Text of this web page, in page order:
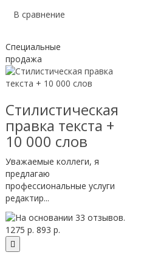
В сравнение
Специальные
продажа
Стилистическая
правка текста +
10 000 слов
Уважаемые коллеги, я
предлагаю
профессиональные услуги
редактир...
1275 р. 893 р.